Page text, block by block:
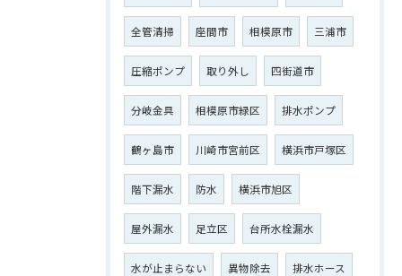
全管清掃 座間市 相模原市 三浦市
圧縮ポンプ 取り外し 四街道市
分岐金具 相模原市緑区 排水ポンプ
鶴ヶ島市 川崎市宮前区 横浜市戸塚区
階下漏水 防水 横浜市旭区
屋外漏水 足立区 台所水栓漏水
水が止まらない 異物除去 排水ホース